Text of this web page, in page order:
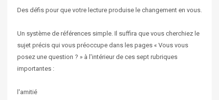
Des défis pour que votre lecture produise le changement en vous.
Un système de références simple. Il suffira que vous cherchiez le
sujet précis qui vous préoccupe dans les pages « Vous vous
posez une question ? » à l'intérieur de ces sept rubriques
importantes :
l'amitié